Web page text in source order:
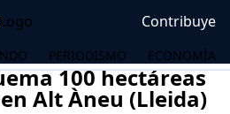
Contribuye
PERIODISMO ECONOMÍA
100 hectáreas
Alt Àneu (Lleida)